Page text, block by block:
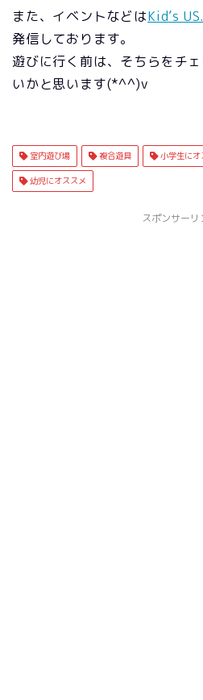
また、イベントなどはKid’s
発信しております。
遊びに行く前は、そちらをチ
いかと思います(*^^)v
室内遊び場 複合遊具 小学生にオ
幼児にオススメ
スポンサーリ